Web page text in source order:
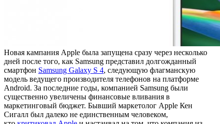
Новая кампания Apple была запущена сразу через несколько
дней после того, как Samsung представил долгожданный
смартфон Samsung Galaxy S 4, следующую флагманскую
модель ведущего производителя телефонов на платформе
Android. За последние годы, компанией Samsung были
существенно увеличены финансовые вливания в
маркетинговый бюджет. Бывший маркетолог Apple Кен
Сигалл был далеко не единственным человеком,